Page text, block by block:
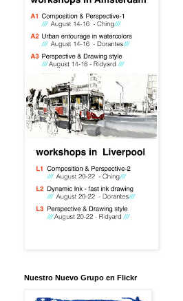
Nuestro Nuevo Grupo en Flickr